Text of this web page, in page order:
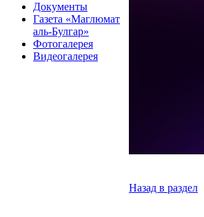
Документы
Газета «Маглюмат
аль-Булгар»
Фотогалерея
Видеогалерея
Назад в раздел